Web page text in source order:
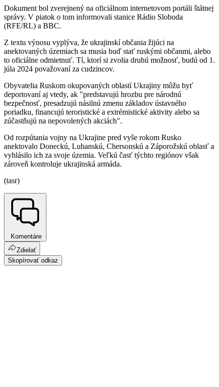
Dokument bol zverejnený na oficiálnom internetovom portáli štátnej
správy. V piatok o tom informovali stanice Rádio Sloboda
(RFE/RL) a BBC.
Z textu výnosu vyplýva, že ukrajinskí občania žijúci na
anektovaných územiach sa musia buď stať ruskými občanmi, alebo
to oficiálne odmietnuť. Tí, ktorí si zvolia druhú možnosť, budú od 1.
júla 2024 považovaní za cudzincov.
Obyvatelia Ruskom okupovaných oblastí Ukrajiny môžu byť
deportovaní aj vtedy, ak "predstavujú hrozbu pre národnú
bezpečnosť, presadzujú násilnú zmenu základov ústavného
poriadku, financujú teroristické a extrémistické aktivity alebo sa
zúčastňujú na nepovolených akciách".
Od rozpútania vojny na Ukrajine pred vyše rokom Rusko
anektovalo Doneckú, Luhanskú, Chersonskú a Záporožskú oblasť a
vyhlásilo ich za svoje územia. Veľkú časť týchto regiónov však
zároveň kontroluje ukrajinská armáda.
(tasr)
Komentáre
Zdielať
Skopírovať odkaz